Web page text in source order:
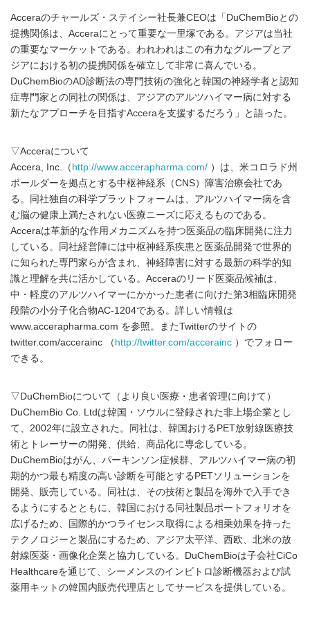
Acceraのチャールズ・ステイシー社長兼CEOは「DuChemBioとの
提携関係は、Acceraにとって重要な一里塚である。アジアは当社
の重要なマーケットである。われわれはこの有力なグループとア
ジアにおける初の提携関係を確立して非常に喜んでいる。
DuChemBioのAD診断法の専門技術の強化と韓国の神経学者と認知
症専門家との同社の関係は、アジアのアルツハイマー病に対する
新たなアプローチを目指すAcceraを支援するだろう」と語った。
▽Acceraについて
Accera, Inc.（ http://www.accerapharma.com/ ）は、米コロラド州
ボールダーを拠点とする中枢神経系（CNS）障害治療会社であ
る。同社独自の科学プラットフォームは、アルツハイマー病を含
む脳の健康上満たされない医療ニーズに応えるものである。
Acceraは革新的な作用メカニズムを持つ医薬品の臨床開発に注力
している。同社経営陣には中枢神経系疾患と医薬品開発で世界的
に知られた専門家らが含まれ、神経障害に対する最新の科学的知
識と理解を共に活かしている。Acceraのリード医薬品候補は、
中・軽度のアルツハイマーにかかった患者に向けた第3相臨床開発
段階の小分子化合物AC-1204である。詳しい情報は
www.accerapharma.com を参照。またTwitterのサイトの
twitter.com/accerainc （ http://twitter.com/accerainc ）でフォロー
できる。
▽DuChemBioについて（より良い医療・患者管理に向けて）
DuChemBio Co. Ltdは韓国・ソウルに登録された非上場企業とし
て、2002年に設立された。同社は、韓国おけるPET放射線医療技
術とトレーサーの開発、供給、商品化に専念している。
DuChemBioはがん、パーキンソン症候群、アルツハイマー病の初
期的かつ最も精度の高い診断を可能とするPETソリューションを
開発、販売している。同社は、その技術と製品を海外で入手でき
るようにするとともに、韓国における同社製品ポートフォリオを
広げるため、国際的かつライセンス取得による相乗効果を持った
テクノロジーと製品にするため、アジア太平洋、西欧、北米の放
射線医薬・画像化企業と協力している。DuChemBioは子会社CiCo
Healthcareを通じて、シーメンスのインビトロ診断機器および試
薬用キットの韓国内販売代理店としてサービスを提供している。